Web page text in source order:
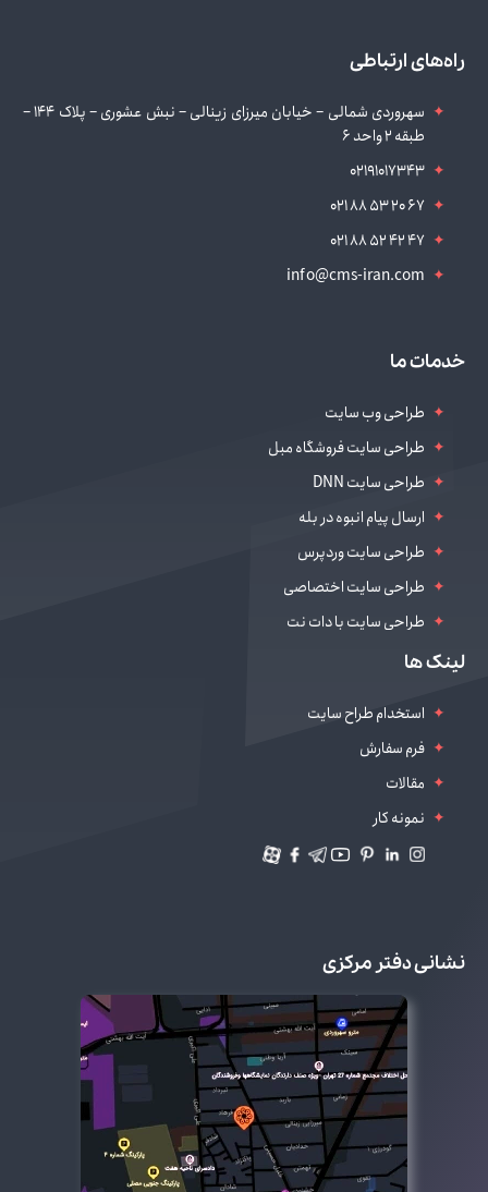
راه‌های ارتباطی
سهروردی شمالی – خیابان میرزای زینالی – نبش عشوری – پلاک 144 –
طبقه 2 واحد 6
02191017343
021 88 53 20 67
021 88 52 42 47
info@cms-iran.com
خدمات ما
طراحی وب سایت
طراحی سایت فروشگاه مبل
طراحی سایت DNN
ارسال پیام انبوه در بله
طراحی سایت وردپرس
طراحی سایت اختصاصی
طراحی سایت با دات نت
طراحی سایت سالن زیباییلینک ها
استخدام طراح سایت
فرم سفارش
مقالات
نمونه کار
نشانی دفتر مرکزی